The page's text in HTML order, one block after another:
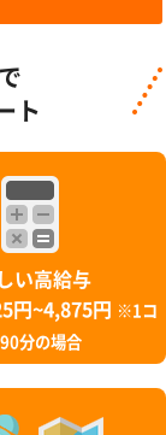
ト
い高給与
円~4,875円
※1コ
分の場合